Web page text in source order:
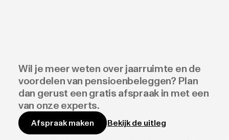
Wil je meer weten over jaarruimte en de
voordelen van pensioenbeleggen? Plan
dan gerust een gratis afspraak in met een
van onze experts.
Afspraak maken Bekijk de uitleg